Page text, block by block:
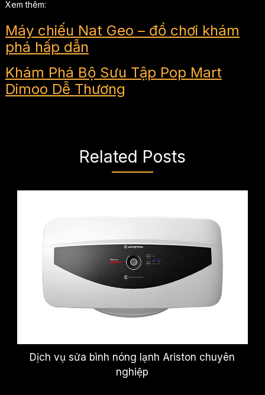
Xem thêm:
Máy chiếu Nat Geo – đồ chơi khám
phá hấp dẫn
Khám Phá Bộ Sưu Tập Pop Mart
Dimoo Dễ Thương
Related Posts
Dịch vụ sửa bình nóng lạnh Ariston chuyên
nghiệp